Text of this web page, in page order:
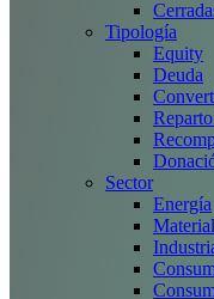
Tipología
Equity
Deuda
Sector
Energía